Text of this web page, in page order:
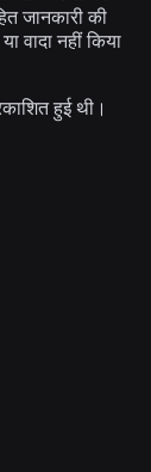
जानकारी की
वादा नहीं किया
हुई थी।